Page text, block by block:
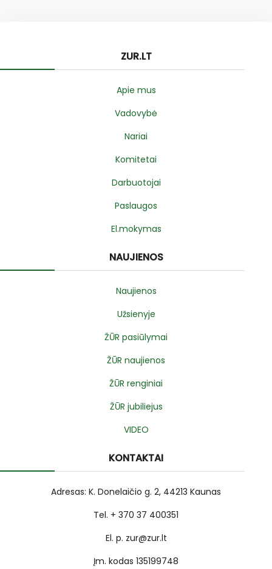
ZUR.LT
Apie mus
Vadovybė
Nariai
Komitetai
Darbuotojai
Paslaugos
El.mokymas
NAUJIENOS
Naujienos
Užsienyje
ŽŪR pasiūlymai
ŽŪR naujienos
ŽŪR renginiai
ŽŪR jubiliejus
VIDEO
KONTAKTAI
Adresas: K. Donelaičio g. 2, 44213 Kaunas
Tel. + 370 37 400351
El. p. zur@zur.lt
Įm. kodas 135199748